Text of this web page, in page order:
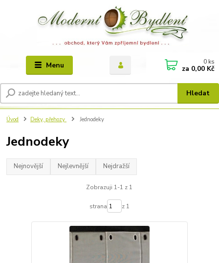
Menu
Hledat
0 ks
za 0,00 Kč
Úvod Deky, přehozy Jednodeky
Jednodeky
Nejnovější Nejlevnější Nejdražší
Zobrazuji 1-1 z 1
strana z 1